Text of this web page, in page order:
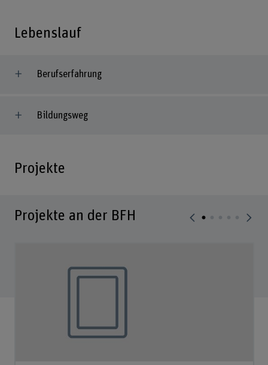
Lebenslauf
Berufserfahrung
Bildungsweg
Projekte
Projekte an der BFH